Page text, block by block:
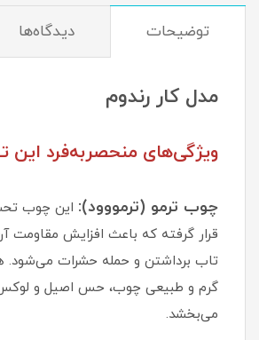
توضیحات دیدگاه‌ها
مدل کار رندوم
ویژگی‌های منحصربه‌فرد این
چوب ترمو (ترمووود): این چوب
قرار گرفته که باعث افزایش مقاومت
تاب برداشتن و حمله حشرات می‌شود.
گرم و طبیعی چوب، حس اصیل و لوکس
می‌بخشد.